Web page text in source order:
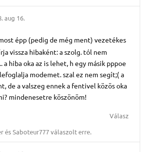
aug 16.
épp (pedig de még ment) vezetékes
vissza hibaként: a szolg. tól nem
a hiba oka az is lehet, h egy másik pppoe
modemet. szal ez nem segít;( a
de a valszeg ennek a fentivel közös oka
mindenesetre köszönöm!
Válasz
ésSaboteur777válaszolt erre.